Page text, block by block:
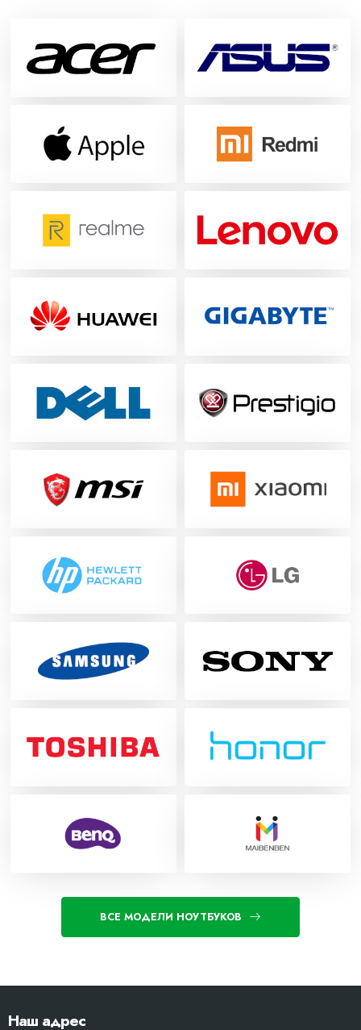
ВСЕ МОДЕЛИ НОУТБУКОВ
Наш адрес